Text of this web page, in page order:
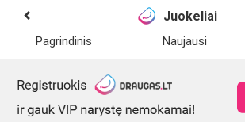
Juokeliai
Pagrindinis Naujausi